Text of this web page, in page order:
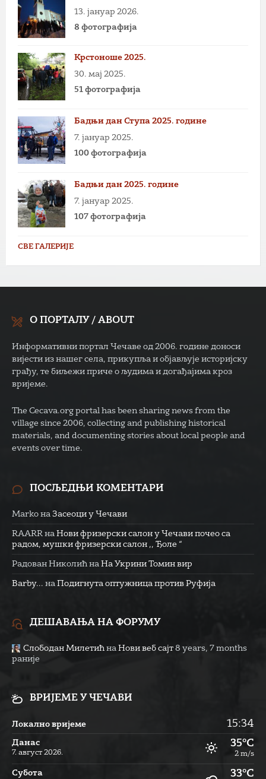
13. јануар 2026.
8 фотографија
Крстоноше 2025.
30. мај 2025.
51 фотографија
Бадњи дан Ступа 2025. године
7. јануар 2025.
100 фотографија
Бадњи дан 2025. године
7. јануар 2025.
107 фотографија
СВЕ ГАЛЕРИЈЕ
О ПОРТАЛУ / ABOUT
Информативни портал Чечаве од 2006. године доноси
вијести из нашег села, прикупља и објављује историјску
грађу, те биљежи приче о људима и догађајима кроз
вријеме.
The Cecava.org portal has been sharing news from the
village since 2006, collecting and publishing historical
materials, and documenting stories about local people and
events over time.
ПОСЉЕДЊИ КОМЕНТАРИ
Marko на Засеоци у Чечави
RAARR на Нови фризерски салон у Чечави почео са
радом, мушки фризерски салон ,, Ђоле “
Радован Николић на На Укрини Томин вир
Barby... на Подигнута оптужница против Руфија
ДЕШАВАЊА НА ФОРУМУ
Слободан Милетић на Нови веб сајт 8 years, 7 months
раније
ВРИЈЕМЕ У ЧЕЧАВИ
Локално вријеме 15:34
Данас
7. август 2026.
35°C
2 m/s
Субота 33°C